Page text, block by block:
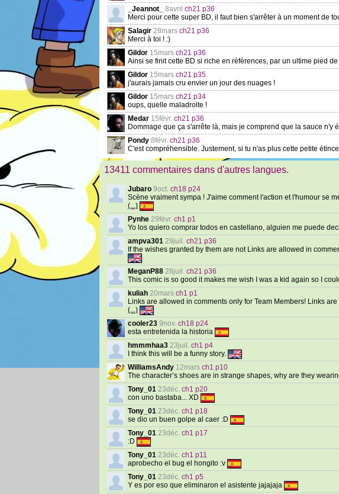
_Jeannot_
8avril ch21 p36
Merci pour cette super BD, il faut bien s'arrêter à un moment de
Salagir 28mars ch21 p36
Merci à toi ! :)
Gildor 15mars ch21 p36
Ainsi se finit cette BD si riche en références, par un ultime pied
Gildor 15mars ch21 p35
j'aurais jamais cru envier un jour des nuages !
Gildor 15mars ch21 p34
oups, quelle maladroite !
Medar 15févr. ch21 p36
Dommage que ça s'arrête là, mais je comprend que la sauce
Pondy 8févr. ch21 p36
C'est compréhensible. Justement, si tu n'as plus cette petite
13411 commentaires dans d'autres langues.
Jubaro 9oct. ch18 p24
Scène vraiment sympa ! J'aime comment l'action et l'humour se
(...)
Pynhe 29févr. ch1 p1
Yo los quiero comprar todos en castellano, alguien me puede
ampva301 29juil. ch21 p36
If the wishes granted by them are not Links are allowed in
MeganP88 28juil. ch21 p36
This comic is so good it makes me wish I was a kid again so I
kuliah 20mars ch1 p1
Links are allowed in comments only for Team Members! Links
(...)
cooler23 9nov. ch18 p24
esta entretenida la historia
hmmmhaa3 23juil. ch1 p4
I think this will be a funny story.
WilliamsAndy 12mars ch1 p10
The character’s shoes are in strange shapes, why are they
Tony_01 23déc. ch1 p20
con uno bastaba... XD
Tony_01 23déc. ch1 p18
se dio un buen golpe al caer :D
Tony_01 23déc. ch1 p17
:D
Tony_01 23déc. ch1 p11
aprobecho el bug el hongito :v
Tony_01 23déc. ch1 p5
Y es por eso que eliminaron el asistente jajajaja